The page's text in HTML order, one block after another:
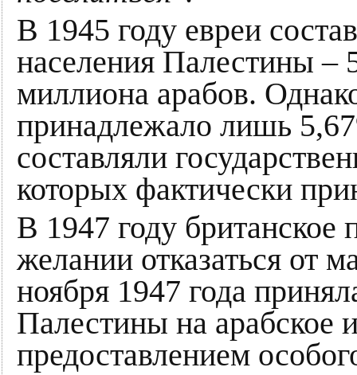
В 1945 году евреи
населения Палестины –
миллиона арабов.
принадлежало лишь
составляли
которых фактически
В 1947 году британское
желании отказаться от
ноября 1947 года
Палестины на арабское
предоставлением